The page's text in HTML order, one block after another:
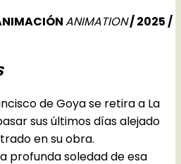
ANIMATION/ 2025 /
de Goya se retira a La
sus últimos días alejado
en su obra.
profunda soledad de esa